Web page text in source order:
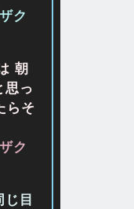
ク
朝
思っ
らそ
ク
目